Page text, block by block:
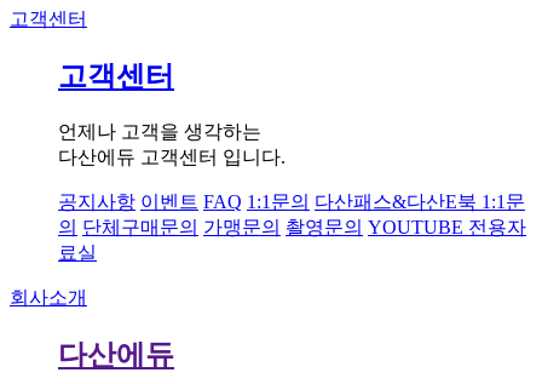
고객센터
고객센터
언제나 고객을 생각하는
다산에듀 고객센터 입니다.
공지사항 이벤트 FAQ 1:1문의 다산패스&다산E북 1:1문
의 단체구매문의 가맹문의 촬영문의 YOUTUBE 전용자
료실
회사소개
다산에듀